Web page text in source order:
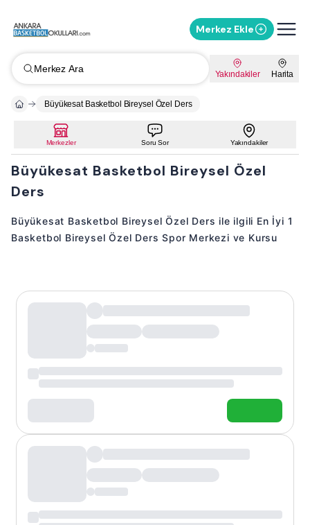
Merkez Ekle
Merkez Ara Yakındakiler Harita
Büyükesat Basketbol Bireysel Özel Ders
Merkezler Soru Sor Yakındakiler
Büyükesat Basketbol Bireysel Özel
Ders
Büyükesat Basketbol Bireysel Özel Ders ile ilgili En İyi 1
Basketbol Bireysel Özel Ders Spor Merkezi ve Kursu